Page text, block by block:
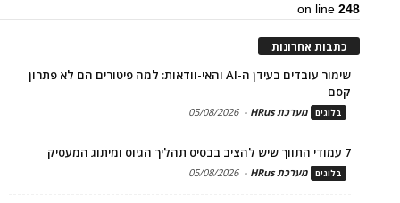
on line248
כתבות אחרונות
שימור עובדים בעידן ה-AI והאי-וודאות: למה פיטורים הם לא פתרון
קסם
בלוגים מערכת HRus -
05/08/2026
7 עמודי התווך שיש להציב בבסיס תהליך הגיוס ומיתוג המעסיק
בלוגים מערכת HRus -
05/08/2026